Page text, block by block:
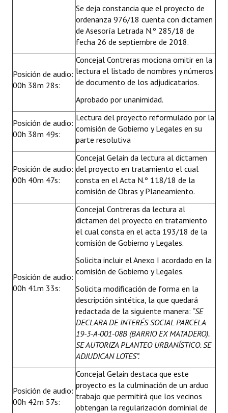
Se deja constancia que el proyecto de
ordenanza 976/18 cuenta con dictamen
de Asesoría Letrada N.º 285/18 de
fecha 26 de septiembre de 2018.
Posición de audio:
00h 38m 28s:
Concejal Contreras mociona omitir en la
lectura el listado de nombres y números
de documento de los adjudicatarios.
Aprobado por unanimidad.
Posición de audio:
00h 38m 49s:
Lectura del proyecto reformulado por la
comisión de Gobierno y Legales en su
parte resolutiva
Posición de audio:
00h 40m 47s:
Concejal Gelain da lectura al dictamen
del proyecto en tratamiento el cual
consta en el Acta N.º 118/18 de la
comisión de Obras y Planeamiento.
Posición de audio:
00h 41m 33s:
Concejal Contreras da lectura al
dictamen del proyecto en tratamiento
el cual consta en el acta 193/18 de la
comisión de Gobierno y Legales.
Solicita incluir el Anexo I acordado en la
comisión de Gobierno y Legales.
Solicita modificación de forma en la
descripción sintética, la que quedará
redactada de la siguiente manera: “SE
DECLARA DE INTERÉS SOCIAL PARCELA
19-3-A-001-08B (BARRIO EX MATADERO).
SE AUTORIZA PLANTEO URBANÍSTICO. SE
ADJUDICAN LOTES”.
Posición de audio:
00h 42m 57s:
Concejal Gelain destaca que este
proyecto es la culminación de un arduo
trabajo que permitirá que los vecinos
obtengan la regularización dominial de